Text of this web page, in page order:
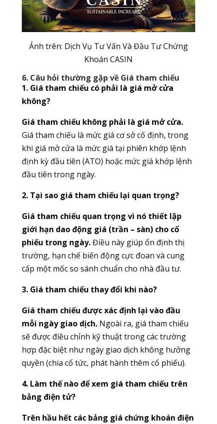
Ảnh trên: Dịch Vụ Tư Vấn Và Đầu Tư Chứng
Khoán CASIN
6. Câu hỏi thường gặp về Giá tham chiếu
1. Giá tham chiếu có phải là giá mở cửa
không?
Giá tham chiếu không phải là giá mở cửa.
Giá tham chiếu là mức giá cơ sở cố định, trong
khi giá mở cửa là mức giá tại phiên khớp lệnh
định kỳ đầu tiên (ATO) hoặc mức giá khớp lệnh
đầu tiên trong ngày.
2. Tại sao giá tham chiếu lại quan trọng?
Giá tham chiếu quan trọng vì nó thiết lập
giới hạn dao động giá (trần – sàn) cho cổ
phiếu trong ngày.Điều này giúp ổn định thị
trường, hạn chế biến động cực đoan và cung
cấp một mốc so sánh chuẩn cho nhà đầu tư.
3. Giá tham chiếu thay đổi khi nào?
Giá tham chiếu được xác định lại vào đầu
mỗi ngày giao dịch.Ngoài ra, giá tham chiếu
sẽ được điều chỉnh kỹ thuật trong các trường
hợp đặc biệt như ngày giao dịch không hưởng
quyền (chia cổ tức, phát hành thêm cổ phiếu).
4. Làm thế nào để xem giá tham chiếu trên
bảng điện tử?
Trên hầu hết các bảng giá chứng khoán điện